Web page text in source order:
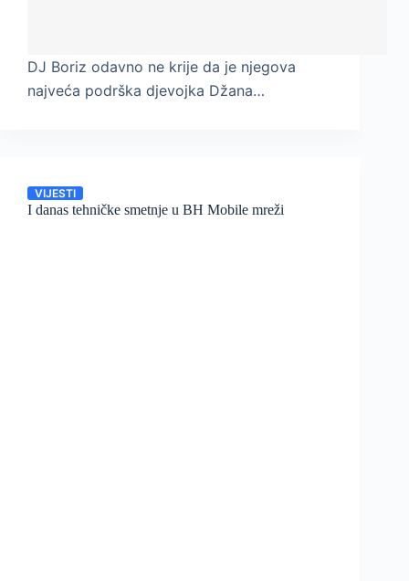
DJ Boriz odavno ne krije da je njegova
najveća podrška djevojka Džana…
VIJESTI
I danas tehničke smetnje u BH Mobile mreži